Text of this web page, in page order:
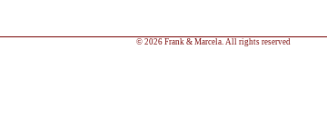
© 2026 Frank & Marcela. All rights reserved